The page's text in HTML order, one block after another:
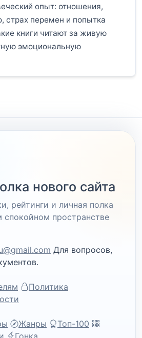
опыт: отношения,
страх перемен и попытка
книги читают за живую
эмоциональную
нового сайта
рейтинги и личная полка
пространстве
Для вопросов,
Политика
Жанры
Топ-100
Гонка